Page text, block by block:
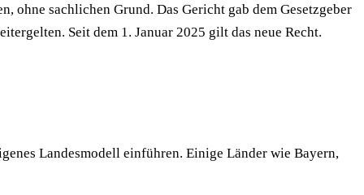
ohne sachlichen Grund. Das Gericht gab dem Gesetzgeber
Seit dem 1. Januar 2025 gilt das neue Recht.
Landesmodell einführen. Einige Länder wie Bayern,